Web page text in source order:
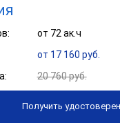
от 72 ак.ч
от 17 160 руб.
20 760 руб.
Получить